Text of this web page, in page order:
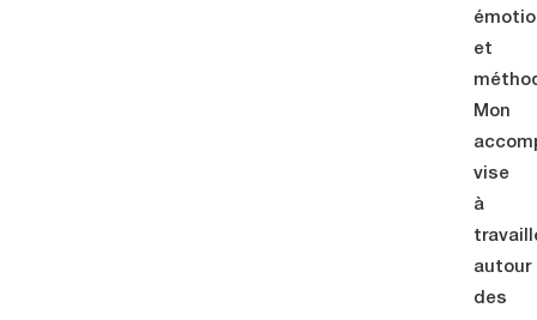
et
Mon
vise
à
autour
des